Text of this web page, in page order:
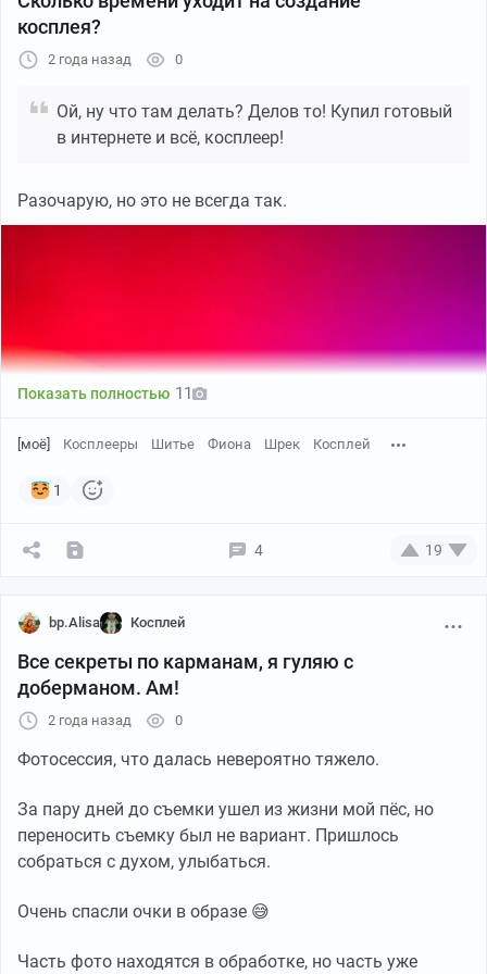
косплея?
2 года назад 0
Ой, ну что там делать? Делов то! Купил готовый
в интернете и всё, косплеер!
Разочарую, но это не всегда так.
Показать полностью 11
[моё] Косплееры Шитье Фиона Шрек Косплей
1
4 19
bp.Alisa Косплей
Все секреты по карманам, я гуляю с
доберманом. Ам!
2 года назад 0
Фотосессия, что далась невероятно тяжело.
За пару дней до съемки ушел из жизни мой пёс, но
переносить съемку был не вариант. Пришлось
собраться с духом, улыбаться.
Очень спасли очки в образе 😅
Часть фото находятся в обработке, но часть уже